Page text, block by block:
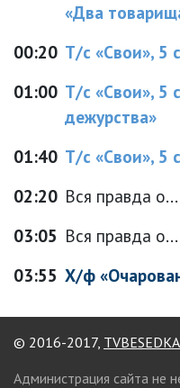
«Два
00:20 Т/с «Свои», 5
01:00 Т/с «Свои», 5
дежурства»
01:40 Т/с «Свои», 5
02:20 Вся правда
03:05 Вся правда
03:55 Х/ф
© 2016-2017,
Администрация сайта не